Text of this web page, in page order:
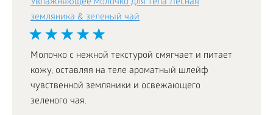
Увлажняющее молочко для тела Лесная
земляника & зеленый чай
Молочко с нежной текстурой смягчает и питает
кожу, оставляя на теле ароматный шлейф
чувственной земляники и освежающего
зеленого чая.